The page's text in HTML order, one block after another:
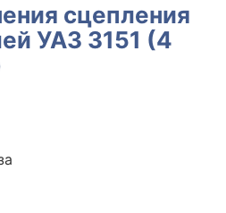
сцепления
УАЗ 3151 (4